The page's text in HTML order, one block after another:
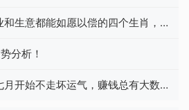
生意都能如愿以偿的四个生肖，今
分析！
开始不走坏运气，赚钱总有大数目